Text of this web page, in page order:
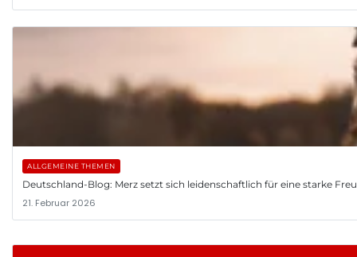
ALLGEMEINE THEMEN
Deutschland-Blog: Merz setzt sich leidenschaftlich für eine starke
21. Februar 2026